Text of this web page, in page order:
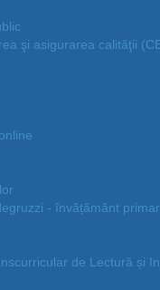
şi asigurarea calităţii
- învățământ
de Lectură și